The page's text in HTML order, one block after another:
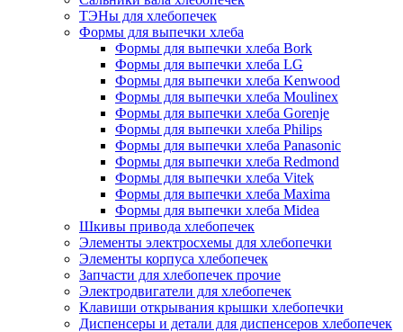
ТЭНы для хлебопечек
Формы для выпечки хлеба
Формы для выпечки хлеба Bork
Формы для выпечки хлеба LG
Формы для выпечки хлеба Kenwood
Формы для выпечки хлеба Moulinex
Формы для выпечки хлеба Gorenje
Формы для выпечки хлеба Philips
Формы для выпечки хлеба Panasonic
Формы для выпечки хлеба Redmond
Формы для выпечки хлеба Vitek
Формы для выпечки хлеба Maxima
Формы для выпечки хлеба Midea
Шкивы привода хлебопечек
Элементы электросхемы для хлебопечки
Элементы корпуса хлебопечек
Запчасти для хлебопечек прочие
Электродвигатели для хлебопечек
Клавиши открывания крышки хлебопечки
Диспенсеры и детали для диспенсеров хлебопечек